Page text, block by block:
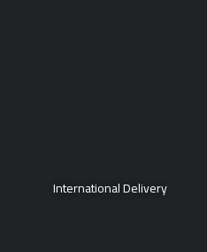
International Delivery